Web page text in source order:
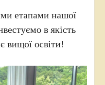
етапами нашої
в якість
вищої освіти!